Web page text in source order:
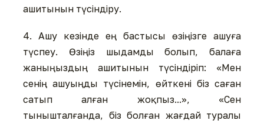
ашитынын түсіндіру.
4. Ашу кезінде ең бастысы өзіңізге ашуға
түспеу. Өзіңіз шыдамды болып, балаға
жаныңыздың ашитынын түсіндіріп: «Мен
сенің ашуыңды түсінемін, өйткені біз саған
сатып алған жоқпыз...», «Сен
тынышталғанда, біз болған жағдай туралы